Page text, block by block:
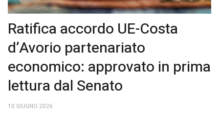
Ratifica accordo UE-Costa
d’Avorio partenariato
economico: approvato in prima
lettura dal Senato
10 GIUGNO 2026